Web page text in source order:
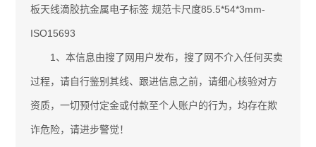
板天线滴胶抗金属电子标签 规范卡尺度85.5*54*3mm-
ISO15693
1、本信息由搜了网用户发布，搜了网不介入任何买卖
过程，请自行鉴别其线、跟进信息之前，请细心核验对方
资质，一切预付定金或付款至个人账户的行为，均存在欺
诈危险，请进步警觉！